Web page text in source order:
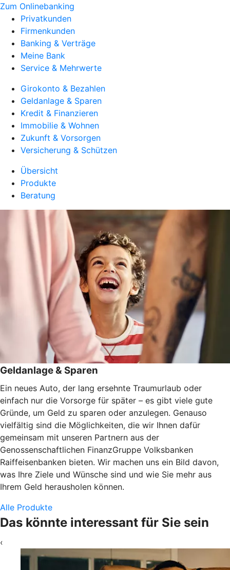
Zum Onlinebanking
Privatkunden
Firmenkunden
Banking & Verträge
Meine Bank
Service & Mehrwerte
Girokonto & Bezahlen
Geldanlage & Sparen
Kredit & Finanzieren
Immobilie & Wohnen
Zukunft & Vorsorgen
Versicherung & Schützen
Übersicht
Produkte
Beratung
Geldanlage & Sparen
Ein neues Auto, der lang ersehnte Traumurlaub oder
einfach nur die Vorsorge für später – es gibt viele gute
Gründe, um Geld zu sparen oder anzulegen. Genauso
vielfältig sind die Möglichkeiten, die wir Ihnen dafür
gemeinsam mit unseren Partnern aus der
Genossenschaftlichen FinanzGruppe Volksbanken
Raiffeisenbanken bieten. Wir machen uns ein Bild davon,
was Ihre Ziele und Wünsche sind und wie Sie mehr aus
Ihrem Geld herausholen können.
Alle Produkte
Das könnte interessant für Sie sein
‹